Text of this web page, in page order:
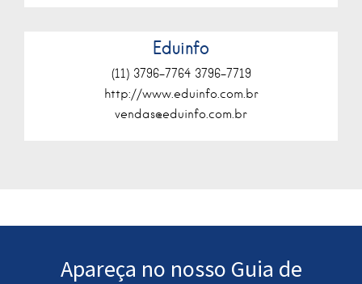
Eduinfo
(11) 3796-7764 3796-7719
http://www.eduinfo.com.br
vendas@eduinfo.com.br
Apareça no nosso Guia de